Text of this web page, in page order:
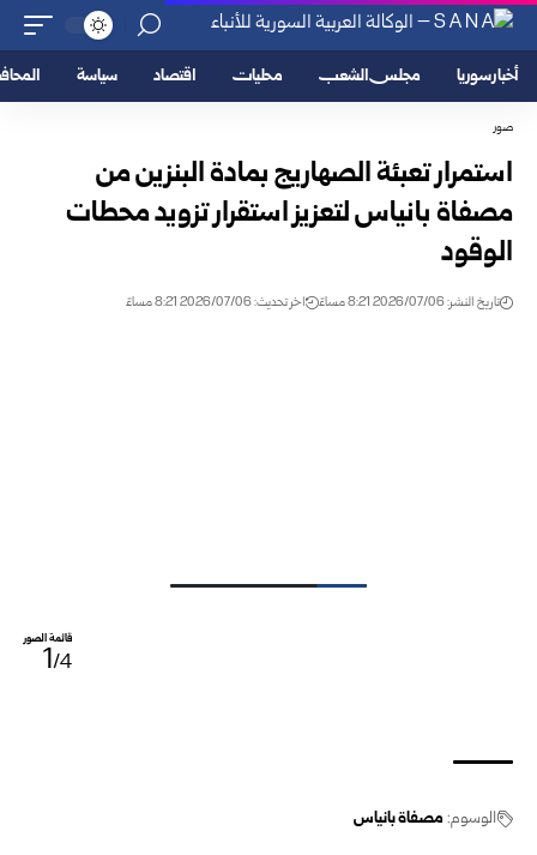
أخبار سوريا مجلس الشعب محليات اقتصاد سياسة
صور
استمرار تعبئة الصهاريج بمادة البنزين من
مصفاة بانياس لتعزيز استقرار تزويد محطات
الوقود
تاريخ النشر: 2026/07/06 8:21 مساءً اخر تحديث: 2026/07/06 8:21 مساءً
قائمة الصور
1/4
الوسوم: مصفاة بانياس